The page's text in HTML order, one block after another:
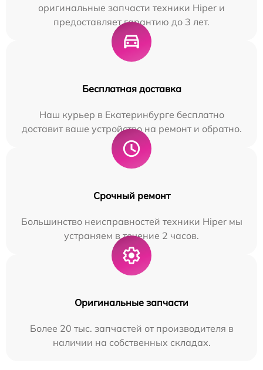
оригинальные запчасти техники Hiper и
предоставляет гарантию до 3 лет.
Бесплатная доставка
Наш курьер в Екатеринбурге бесплатно
доставит ваше устройство на ремонт и обратно.
Срочный ремонт
Большинство неисправностей техники Hiper мы
устраняем в течение 2 часов.
Оригинальные запчасти
Более 20 тыс. запчастей от производителя в
наличии на собственных складах.